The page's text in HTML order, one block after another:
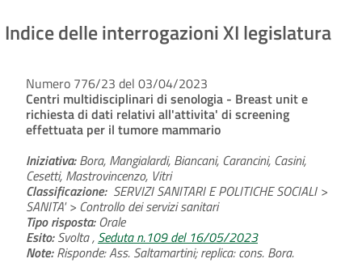
Indice delle interrogazioni XI legislatura
Numero 776/23 del 03/04/2023
Centri multidisciplinari di senologia - Breast unit e
richiesta di dati relativi all'attivita' di screening
effettuata per il tumore mammario
Iniziativa:Bora, Mangialardi, Biancani, Carancini, Casini,
Cesetti, Mastrovincenzo, Vitri
Classificazione: SERVIZI SANITARI E POLITICHE SOCIALI >
SANITA' > Controllo dei servizi sanitari
Tipo risposta:Orale
Esito:Svolta , Seduta n.109 del 16/05/2023
Note:Risponde: Ass. Saltamartini; replica: cons. Bora.